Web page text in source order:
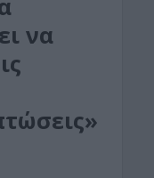
να